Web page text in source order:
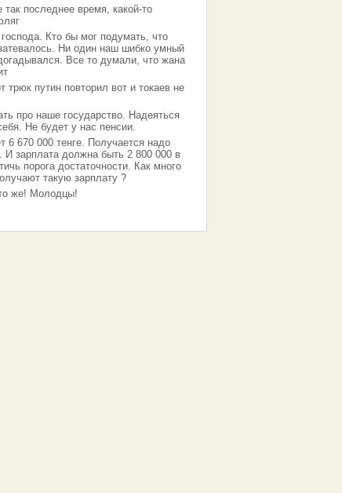
так последнее время, какой-то
Кто бы мог подумать, что
Ни один наш шибко умный
Все то думали, что жана
трюк путин повторил вот и токаев не
про наше государство. Надеяться
Не будет у нас пенсии.
6 670 000 тенге. Получается надо
И зарплата должна быть 2 800 000 в
порога достаточности. Как много
такую зарплату ?
же! Молодцы!